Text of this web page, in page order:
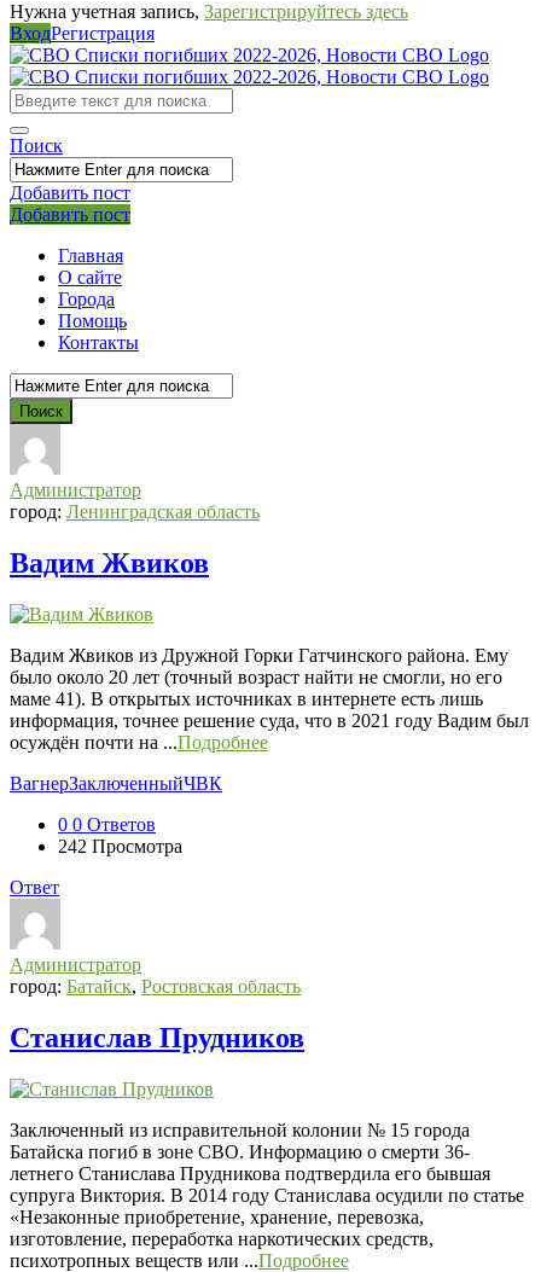
Нужна учетная запись, Зарегистрируйтесь здесь
ВходРегистрация
СВО
Списки
погибших
2022-
2026,
Новости
СВО
Поиск
Добавить пост
Мобильное
меню
Выйти
Добавить пост
Главная
О сайте
Города
Помощь
Контакты
СВО
Списки
погибших
2026,
Новости
СВО
Последний
Посты
Администратор
город: Ленинградская область
Вадим Жвиков
Вадим Жвиков из Дружной Горки Гатчинского района. Ему
было около 20 лет (точный возраст найти не смогли, но его
маме 41). В открытых источниках в интернете есть лишь
информация, точнее решение суда, что в 2021 году Вадим был
осуждён почти на ...Подробнее
ВагнерЗаключенныйЧВК
0 0 Ответов
242 Просмотра
Ответ
Администратор
город: Батайск, Ростовская область
Станислав Прудников
Заключенный из исправительной колонии № 15 города
Батайска погиб в зоне СВО. Информацию о смерти 36-
летнего Станислава Прудникова подтвердила его бывшая
супруга Виктория. В 2014 году Станислава осудили по статье
«Незаконные приобретение, хранение, перевозка,
изготовление, переработка наркотических средств,
психотропных веществ или ...Подробнее